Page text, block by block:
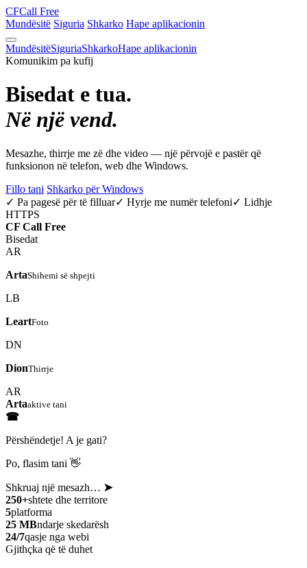
CFCall Free
Mundësitë Siguria Shkarko Hape aplikacionin
MundësitëSiguriaShkarkoHape aplikacionin
Komunikim pa kufij
Bisedat e tua.
Në një vend.
Mesazhe, thirrje me zë dhe video — një përvojë e pastër që
funksionon në telefon, web dhe Windows.
Fillo tani Shkarko për Windows
✓ Pa pagesë për të filluar✓ Hyrje me numër telefoni✓ Lidhje
HTTPS
CF Call Free
Bisedat
AR
ArtaShihemi së shpejti
LB
LeartFoto
DN
DionThirrje
AR
Artaaktive tani
☎
Përshëndetje! A je gati?
Po, flasim tani 👋
Shkruaj një mesazh… ➤
250+shtete dhe territore
5platforma
25 MBndarje skedarësh
24/7qasje nga webi
Gjithçka që të duhet